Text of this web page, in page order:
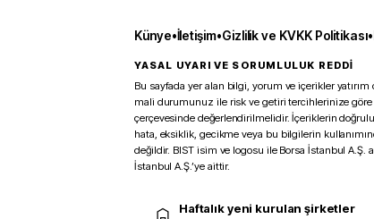
Künye•İletişim•Gizlilik ve KVKK Politikası•
YASAL UYARI VE SORUMLULUK REDDİ
Bu sayfada yer alan bilgi, yorum ve içerikler yatırım
mali durumunuz ile risk ve getiri tercihlerinize göre
çerçevesinde değerlendirilmelidir. İçeriklerin
hata, eksiklik, gecikme veya bu bilgilerin
değildir. BIST isim ve logosu ile Borsa İstanbul A.Ş.
İstanbul A.Ş.’ye aittir.
Haftalık yeni kurulan şirketler